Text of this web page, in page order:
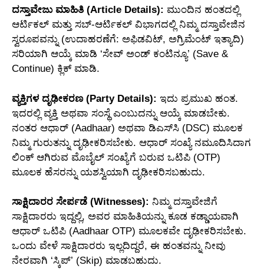
ದಸ್ತಾವೇಜು ಮಾಹಿತಿ (Article Details): ಮುಂದಿನ ಹಂತದಲ್ಲಿ
ಆರ್ಟಿಕಲ್ ಮತ್ತು ಸಬ್-ಆರ್ಟಿಕಲ್ ವಿಭಾಗದಲ್ಲಿ ನಿಮ್ಮ ದಸ್ತಾವೇಜಿನ
ಸ್ವರೂಪವನ್ನು (ಉದಾಹರಣೆಗೆ: ಅಫಿಡವಿಟ್, ಅಗ್ರಿಮೆಂಟ್ ಇತ್ಯಾದಿ)
ಸರಿಯಾಗಿ ಆಯ್ಕೆ ಮಾಡಿ ‘ಸೇವ್ ಅಂಡ್ ಕಂಟಿನ್ಯೂ’ (Save &
Continue) ಕ್ಲಿಕ್ ಮಾಡಿ.
ವ್ಯಕ್ತಿಗಳ ದೃಢೀಕರಣ (Party Details): ಇದು ಪ್ರಮುಖ ಹಂತ.
ಇದರಲ್ಲಿ ವ್ಯಕ್ತಿ ಅಥವಾ ಸಂಸ್ಥೆ ಎಂಬುದನ್ನು ಆಯ್ಕೆ ಮಾಡಬೇಕು.
ನಂತರ ಆಧಾರ್ (Aadhaar) ಅಥವಾ ಡಿಎಸ್‌ಸಿ (DSC) ಮೂಲಕ
ನಿಮ್ಮ ಗುರುತನ್ನು ದೃಢೀಕರಿಸಬೇಕು. ಆಧಾರ್ ಸಂಖ್ಯೆ ನಮೂದಿಸಿದಾಗ
ಲಿಂಕ್ ಆಗಿರುವ ಮೊಬೈಲ್ ಸಂಖ್ಯೆಗೆ ಬರುವ ಒಟಿಪಿ (OTP)
ಮೂಲಕ ಹೆಸರನ್ನು ಯಶಸ್ವಿಯಾಗಿ ದೃಢೀಕರಿಸಬಹುದು.
ಸಾಕ್ಷಿದಾರರ ಸೇರ್ಪಡೆ (Witnesses): ನಿಮ್ಮ ದಸ್ತಾವೇಜಿಗೆ
ಸಾಕ್ಷಿದಾರರು ಇದ್ದಲ್ಲಿ, ಅವರ ಮಾಹಿತಿಯನ್ನು ಕೂಡ ಕಡ್ಡಾಯವಾಗಿ
ಆಧಾರ್ ಒಟಿಪಿ (Aadhaar OTP) ಮೂಲಕವೇ ದೃಢೀಕರಿಸಬೇಕು.
ಒಂದು ವೇಳೆ ಸಾಕ್ಷಿದಾರರು ಇಲ್ಲದಿದ್ದರೆ, ಈ ಹಂತವನ್ನು ನೀವು
ನೇರವಾಗಿ ‘ಸ್ಕಿಪ್’ (Skip) ಮಾಡಬಹುದು.